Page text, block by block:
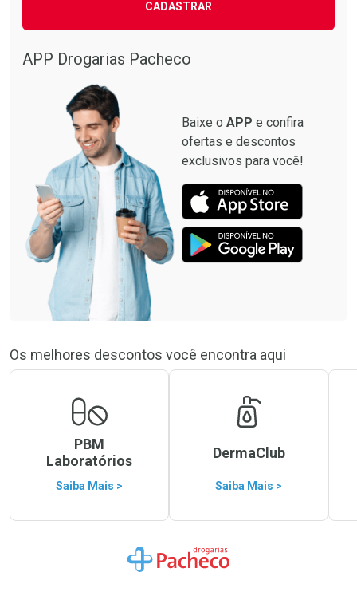
CADASTRAR
APP Drogarias Pacheco
Baixe o APP e confira
ofertas e descontos
exclusivos para você!
Os melhores descontos você encontra aqui
PBM
Laboratórios
Saiba Mais >
DermaClub
Saiba Mais >
Ir para a Home